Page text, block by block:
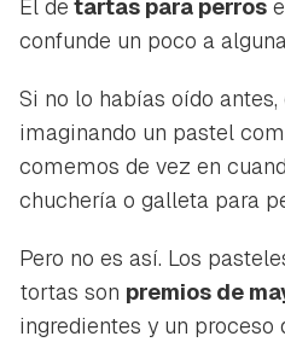
El de tartas para perros
confunde un poco a
Si no lo habías oído
imaginando un pastel
comemos de vez en
chuchería o galleta para
Pero no es así. Los
tortas son premios de
ingredientes y un proceso